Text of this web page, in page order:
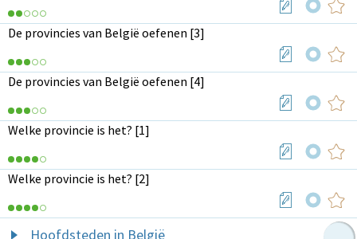
De provincies van België oefenen [3]
De provincies van België oefenen [4]
Welke provincie is het? [1]
Welke provincie is het? [2]
Hoofdsteden in België